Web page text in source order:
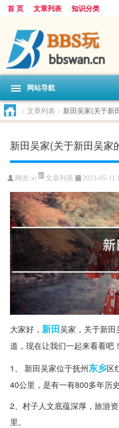
首 页 文章列表 知识分类
网站导航
> 文章列表 > 新田吴家(关于新
新田吴家(关于新田吴家
网友:xt 文章列表 2023-05-11
大家好， 新田吴家，关于新
道，现在让我们一起来看看吧！
1、 新田吴家位于抚州东乡区
40公里，是有一有800多年历史
2、村子人文底蕴深厚，旅游
里。